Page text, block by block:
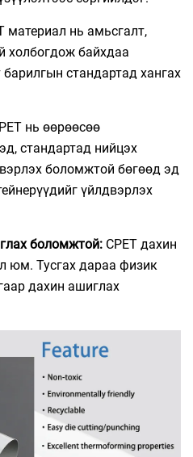
материал нь амьсгалт,
холбогдож байхдаа
стандартад хангах
нь өөрөөсөө
стандартад нийцэх
боломжтой бөгөөд эд
үйлдвэрлэх
боломжтой: CPET дахин
юм. Тусгах дараа физик
дахин ашиглах